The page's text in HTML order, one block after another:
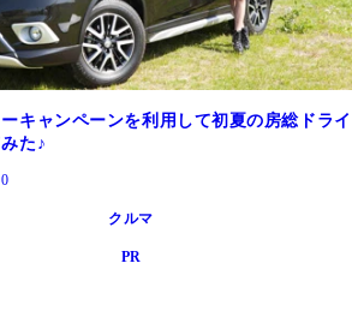
キャンペーンを利用して初夏の房総ドライ
た♪
クルマ
PR